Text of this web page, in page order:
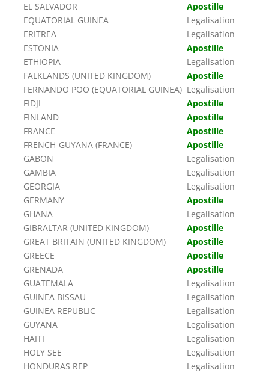
EL SALVADOR
Apostille
EQUATORIAL GUINEA
Legalisation
ERITREA
Legalisation
ESTONIA
Apostille
ETHIOPIA
Legalisation
FALKLANDS (UNITED KINGDOM)
Apostille
FERNANDO POO (EQUATORIAL GUINEA) Legalisation
FIDJI
Apostille
FINLAND
Apostille
FRANCE
Apostille
FRENCH-GUYANA (FRANCE)
Apostille
GABON
Legalisation
GAMBIA
Legalisation
GEORGIA
Legalisation
GERMANY
Apostille
GHANA
Legalisation
GIBRALTAR (UNITED KINGDOM)
Apostille
GREAT BRITAIN (UNITED KINGDOM)
Apostille
GREECE
Apostille
GRENADA
Apostille
GUATEMALA
Legalisation
GUINEA BISSAU
Legalisation
GUINEA REPUBLIC
Legalisation
GUYANA
Legalisation
HAITI
Legalisation
HOLY SEE
Legalisation
HONDURAS REP
Legalisation